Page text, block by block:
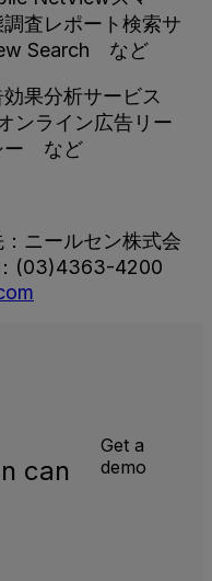
査レポート検索サ
Search など
効果分析サービス
ンライン広告リー
ー など
ニールセン株式会
：(03)4363-4200
can
Get a
demo